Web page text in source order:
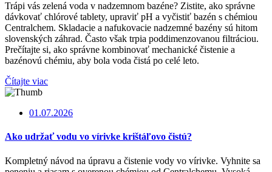
Trápi vás zelená voda v nadzemnom bazéne? Zistite, ako správne
dávkovať chlórové tablety, upraviť pH a vyčistiť bazén s chémiou
Centralchem. Skladacie a nafukovacie nadzemné bazény sú hitom
slovenských záhrad. Často však trpia poddimenzovanou filtráciou.
Prečítajte si, ako správne kombinovať mechanické čistenie a
bazénovú chémiu, aby bola voda čistá po celé leto.
Čítajte viac
01.07.2026
Ako udržať vodu vo vírivke krištáľovo čistú?
Kompletný návod na úpravu a čistenie vody vo vírivke. Vyhnite sa